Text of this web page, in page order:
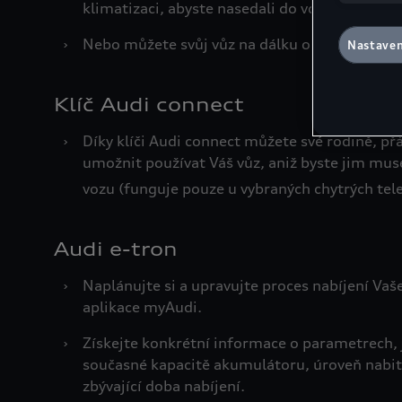
klimatizaci, abyste nasedali do vozu, kde je
›
Nebo můžete svůj vůz na dálku odemknout
Klíč Audi connect
›
Díky klíči Audi connect můžete své rodině,
umožnit používat Váš vůz, aniž byste jim
vozu (funguje pouze u vybraných chytrých
Audi e-tron
›
Naplánujte si a upravujte proces nabíjení
aplikace myAudi.
›
Získejte konkrétní informace o parametrech,
současné kapacitě akumulátoru, úroveň
zbývající doba nabíjení.
souborů
naleznete